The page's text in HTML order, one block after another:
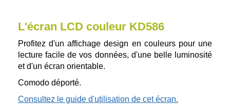
L'écran LCD couleur KD586
Profitez d'un affichage design en couleurs pour une
lecture facile de vos données, d'une belle luminosité
et d'un écran orientable.
Comodo déporté.
Consultez le guide d'utilisation de cet écran.